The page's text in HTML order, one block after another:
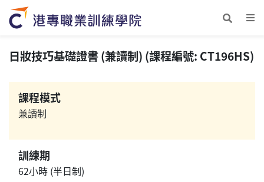
日妝技巧基礎證書 (兼讀制) (課程編號: CT196HS)
課程模式
兼讀制
訓練期
62小時 (半日制)